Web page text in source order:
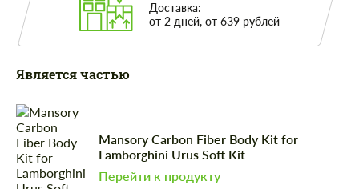
Доставка:
от 2 дней, от 639 рублей
Является частью
Mansory Carbon Fiber Body Kit for
Lamborghini Urus Soft Kit
Перейти к продукту